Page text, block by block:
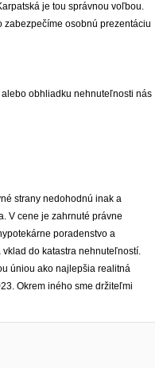
je tou správnou voľbou.
zabezpečíme osobnú prezentáciu
obhliadku nehnuteľnosti nás
strany nedohodnú inak a
V cene je zahrnuté právne
poradenstvo a
do katastra nehnuteľností.
úniou ako najlepšia realitná
Okrem iného sme držiteľmi